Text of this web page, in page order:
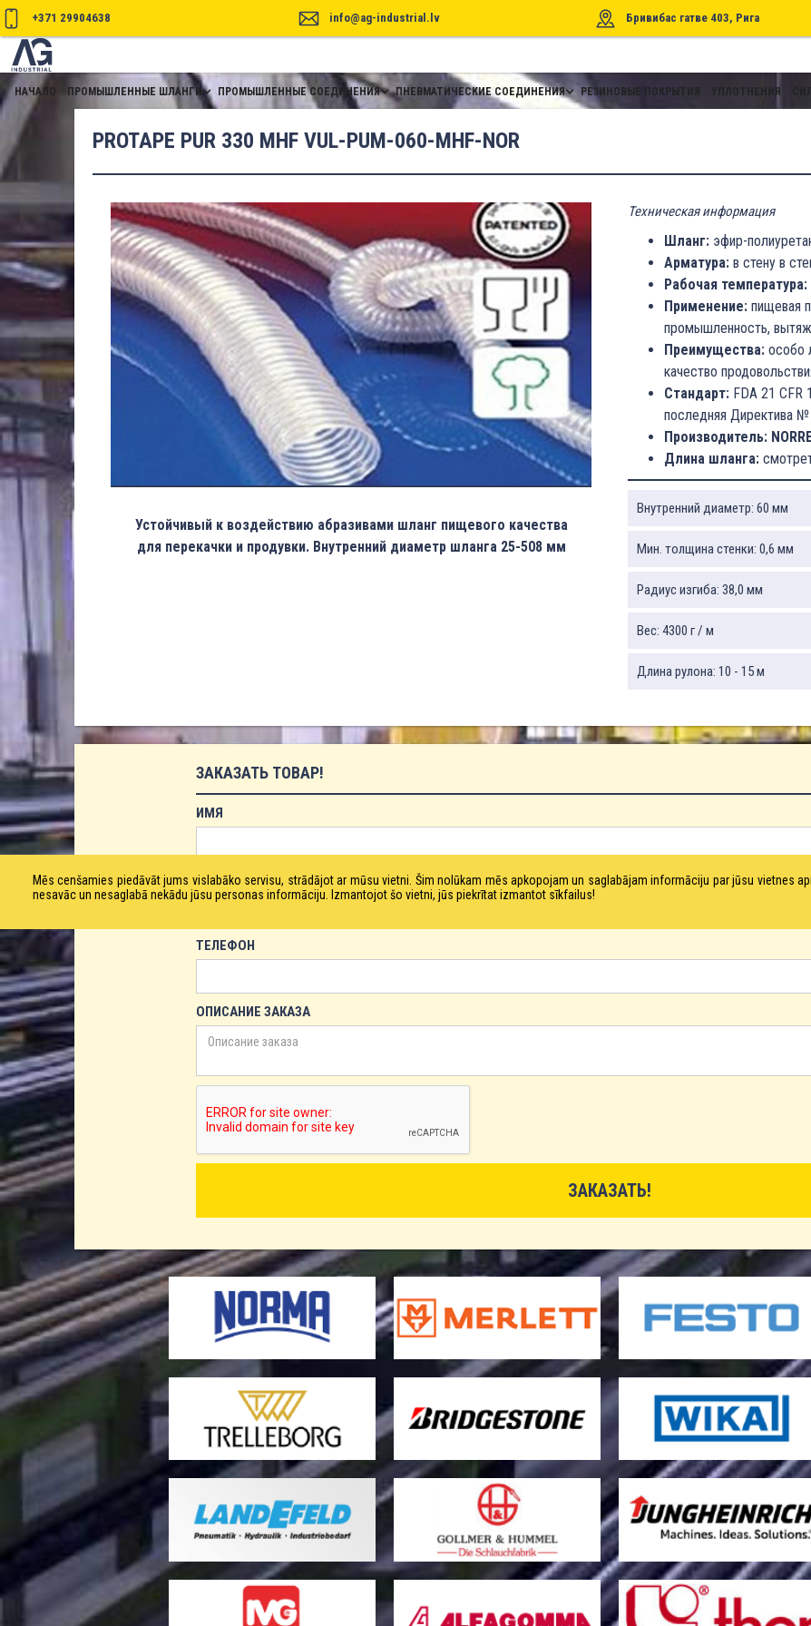
+371 29904638 info@ag-industrial.lv Бривибас гатве 403, Рига
НАЧАЛО ПРОМЫШЛЕННЫЕ ШЛАНГИ ПРОМЫШЛЕННЫЕ СОЕДИНЕНИЯ ПНЕВМАТИЧЕСКИЕ СОЕДИНЕНИЯ РЕЗИНОВЫЕ ПОКРЫТИЯ УПЛОТНЕНИЯ
PROTAPE PUR 330 MHF VUL-PUM-060-MHF-NOR
Устойчивый к воздействию абразивами шланг пищевого качества
для перекачки и продувки. Внутренний диаметр шланга 25-508 мм
Техническая информация
Шланг: эфир-
Арматура: в стену в
Рабочая температура:
Применение: пищевая
промышленность,
Преимущества: особо
качество
Стандарт: FDA 21
последняя Директива
Производитель:
Длина шланга:
Внутренний диаметр: 60 мм
Мин. толщина стенки: 0,6 мм
Радиус изгиба: 38,0 мм
Вес: 4300 г / м
Длина рулона: 10 - 15 м
ЗАКАЗАТЬ ТОВАР!
ИМЯ
ЕМАЙЛ
ТЕЛЕФОН
ОПИСАНИЕ ЗАКАЗА
Mēs cenšamies piedāvāt jums vislabāko servisu, strādājot ar mūsu vietni. Šim nolūkam mēs apkopojam un saglabājam informāciju par jūsu vietnes
nesavāc un nesaglabā nekādu jūsu personas informāciju. Izmantojot šo vietni, jūs piekrītat izmantot sīkfailus!